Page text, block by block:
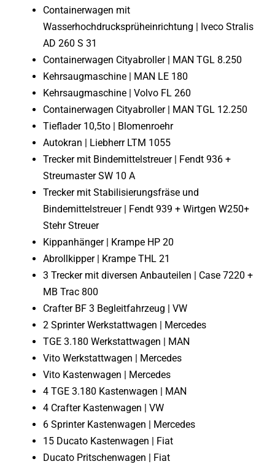
Containerwagen mit
Wasserhochdrucksprüheinrichtung | Iveco Stralis
AD 260 S 31
Containerwagen Cityabroller | MAN TGL 8.250
Kehrsaugmaschine | MAN LE 180
Kehrsaugmaschine | Volvo FL 260
Containerwagen Cityabroller | MAN TGL 12.250
Tieflader 10,5to | Blomenroehr
Autokran | Liebherr LTM 1055
Trecker mit Bindemittelstreuer | Fendt 936 +
Streumaster SW 10 A
Trecker mit Stabilisierungsfräse und
Bindemittelstreuer | Fendt 939 + Wirtgen W250+
Stehr Streuer
Kippanhänger | Krampe HP 20
Abrollkipper | Krampe THL 21
3 Trecker mit diversen Anbauteilen | Case 7220 +
MB Trac 800
Crafter BF 3 Begleitfahrzeug | VW
2 Sprinter Werkstattwagen | Mercedes
TGE 3.180 Werkstattwagen | MAN
Vito Werkstattwagen | Mercedes
Vito Kastenwagen | Mercedes
4 TGE 3.180 Kastenwagen | MAN
4 Crafter Kastenwagen | VW
6 Sprinter Kastenwagen | Mercedes
15 Ducato Kastenwagen | Fiat
Ducato Pritschenwagen | Fiat